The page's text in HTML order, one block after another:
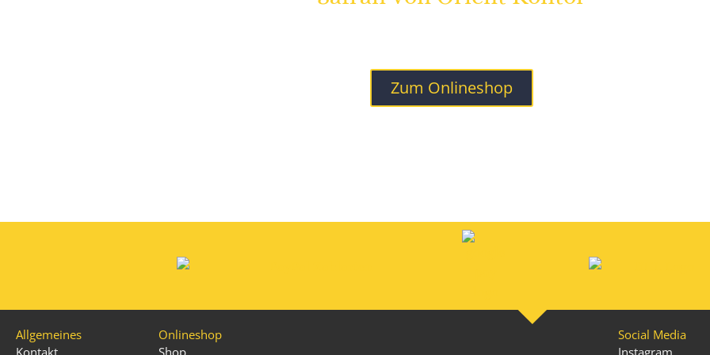
Zum Onlineshop
Allgemeines
Kontakt
Onlineshop
Shop
Social Media
Instagram